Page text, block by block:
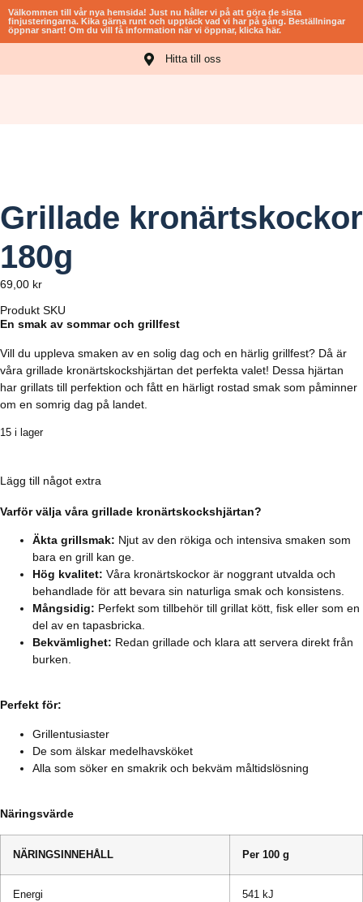
Välkommen till vår nya hemsida! Just nu håller vi på att göra de sista
finjusteringarna. Kika gärna runt och upptäck vad vi har på gång. Beställningar
öppnar snart! Om du vill få information när vi öppnar, klicka här.​
Hitta till oss
Grillade kronärtskockor
180g
69,00 kr
Produkt SKU
En smak av sommar och grillfest
Vill du uppleva smaken av en solig dag och en härlig grillfest? Då är
våra grillade kronärtskockshjärtan det perfekta valet! Dessa hjärtan
har grillats till perfektion och fått en härligt rostad smak som påminner
om en somrig dag på landet.
15 i lager
Lägg till något extra
Varför välja våra grillade kronärtskockshjärtan?
Äkta grillsmak: Njut av den rökiga och intensiva smaken som
bara en grill kan ge.
Hög kvalitet: Våra kronärtskockor är noggrant utvalda och
behandlade för att bevara sin naturliga smak och konsistens.
Mångsidig: Perfekt som tillbehör till grillat kött, fisk eller som en
del av en tapasbricka.
Bekvämlighet: Redan grillade och klara att servera direkt från
burken.
Perfekt för:
Grillentusiaster
De som älskar medelhavsköket
Alla som söker en smakrik och bekväm måltidslösning
Näringsvärde
NÄRINGSINNEHÅLL Per 100 g
Energi 541 kJ